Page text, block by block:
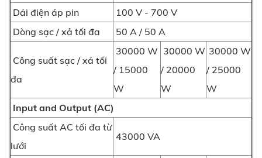
Dải điện áp pin
100 V - 700 V
Dòng sạc / xả tối đa
50 A / 50 A
Công suất sạc / xả tối
đa
30000 W
/ 15000
W
30000 W
/ 20000
W
30000 W
/ 25000
W
Input and Output (AC)
Công suất AC tối đa từ
lưới
43000 VA